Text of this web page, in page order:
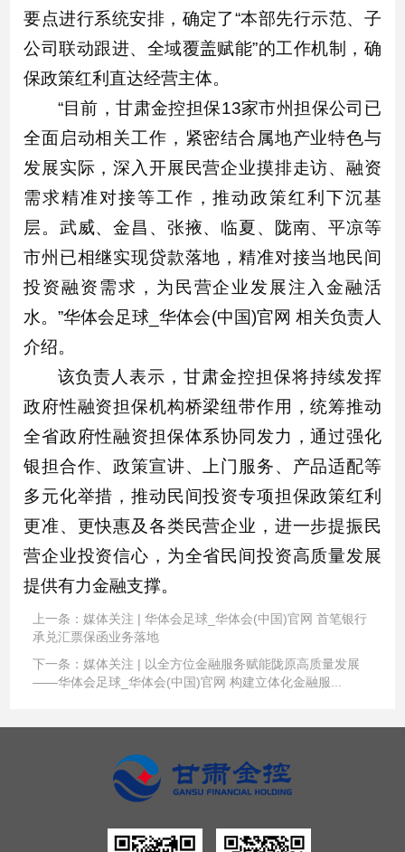
要点进行系统安排，确定了“本部先行示范、子
公司联动跟进、全域覆盖赋能”的工作机制，确
保政策红利直达经营主体。
“目前，甘肃金控担保13家市州担保公司已
全面启动相关工作，紧密结合属地产业特色与
发展实际，深入开展民营企业摸排走访、融资
需求精准对接等工作，推动政策红利下沉基
层。武威、金昌、张掖、临夏、陇南、平凉等
市州已相继实现贷款落地，精准对接当地民间
投资融资需求，为民营企业发展注入金融活
水。”华体会足球_华体会(中国)官网 相关负责人
介绍。
该负责人表示，甘肃金控担保将持续发挥
政府性融资担保机构桥梁纽带作用，统筹推动
全省政府性融资担保体系协同发力，通过强化
银担合作、政策宣讲、上门服务、产品适配等
多元化举措，推动民间投资专项担保政策红利
更准、更快惠及各类民营企业，进一步提振民
营企业投资信心，为全省民间投资高质量发展
提供有力金融支撑。
上一条：媒体关注 | 华体会足球_华体会(中国)官网 首笔银行
承兑汇票保函业务落地
下一条：媒体关注 | 以全方位金融服务赋能陇原高质量发展
——华体会足球_华体会(中国)官网 构建立体化金融服...